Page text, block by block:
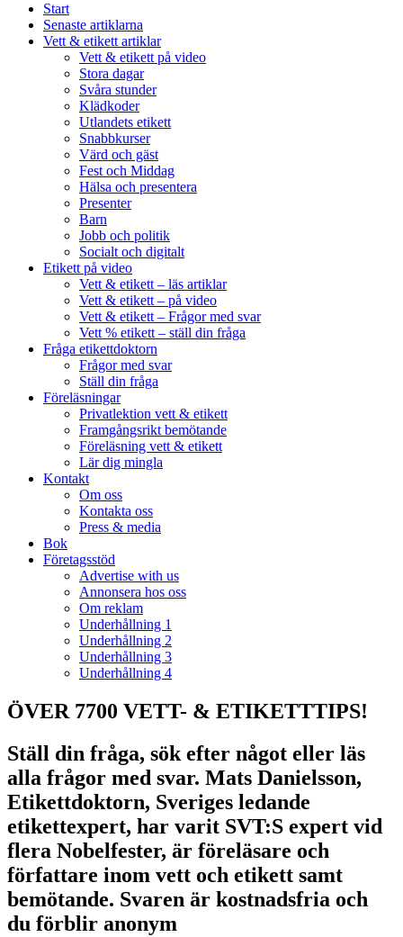
Start
Senaste artiklarna
Vett & etikett artiklar
Vett & etikett på video
Stora dagar
Svåra stunder
Klädkoder
Utlandets etikett
Snabbkurser
Värd och gäst
Fest och Middag
Hälsa och presentera
Presenter
Barn
Jobb och politik
Socialt och digitalt
Etikett på video
Vett & etikett – läs artiklar
Vett & etikett – på video
Vett & etikett – Frågor med svar
Vett % etikett – ställ din fråga
Fråga etikettdoktorn
Frågor med svar
Ställ din fråga
Föreläsningar
Privatlektion vett & etikett
Framgångsrikt bemötande
Föreläsning vett & etikett
Lär dig mingla
Kontakt
Om oss
Kontakta oss
Press & media
Bok
Företagsstöd
Advertise with us
Annonsera hos oss
Om reklam
Underhållning 1
Underhållning 2
Underhållning 3
Underhållning 4
ÖVER 7700 VETT- & ETIKETTTIPS!
Ställ din fråga, sök efter något eller läs
alla frågor med svar. Mats Danielsson,
Etikettdoktorn, Sveriges ledande
etikettexpert, har varit SVT:S expert vid
flera Nobelfester, är föreläsare och
författare inom vett och etikett samt
bemötande. Svaren är kostnadsfria och
du förblir anonym